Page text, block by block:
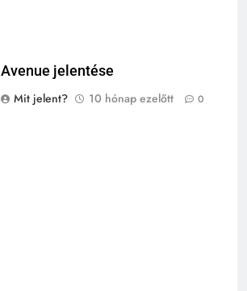
Avenue jelentése
Mit jelent?
10 hónap ezelőtt 0